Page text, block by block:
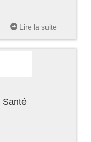
Lire la suite
Santé